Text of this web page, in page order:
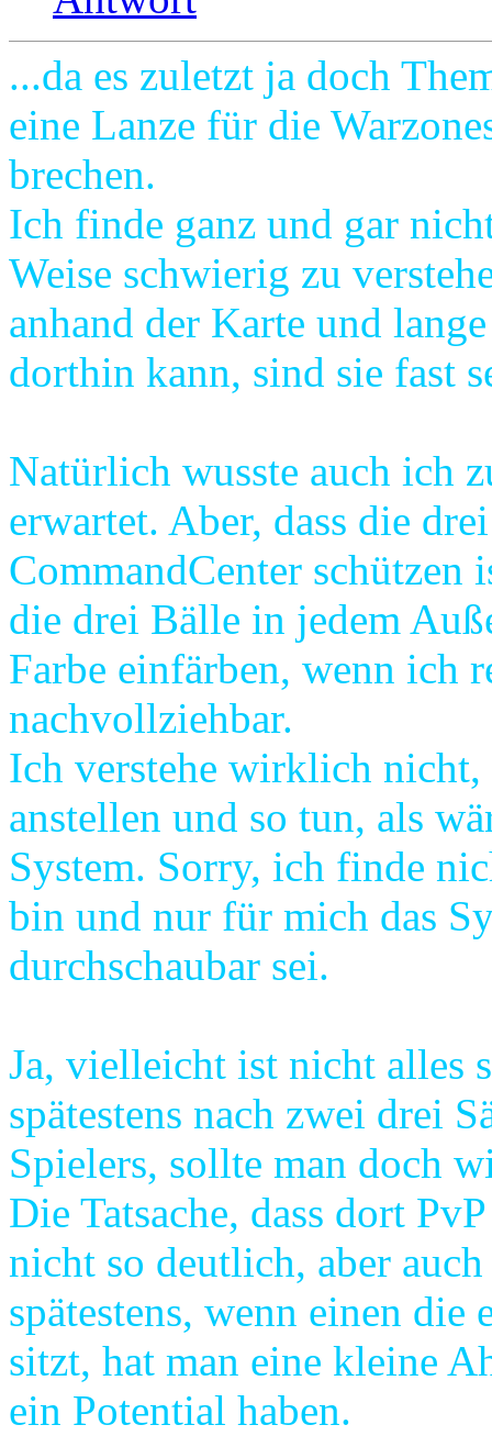
...da es zuletzt ja doch
eine Lanze für die
brechen.
Ich finde ganz und gar
Weise schwierig zu
anhand der Karte und
dorthin kann, sind sie fast
Natürlich wusste auch ich
erwartet. Aber, dass die
CommandCenter
die drei Bälle in jedem
Farbe einfärben, wenn ich
nachvollziehbar.
Ich verstehe wirklich nicht,
anstellen und so tun, als
System. Sorry, ich finde
bin und nur für mich das
durchschaubar sei.
Ja, vielleicht ist nicht alles
spätestens nach zwei drei
Spielers, sollte man doch
Die Tatsache, dass dort
nicht so deutlich, aber
spätestens, wenn einen
sitzt, hat man eine kleine
ein Potential haben.